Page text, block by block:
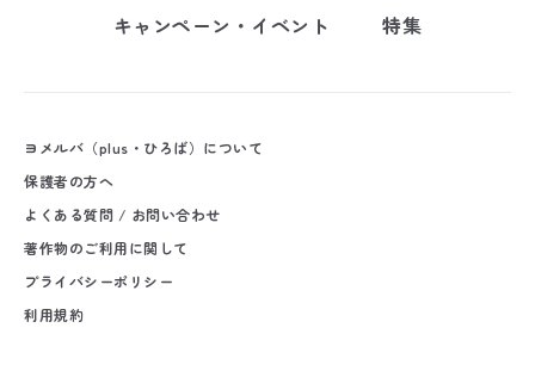
キャンペーン・イベント
特集
ヨメルバ（plus・ひろば）について
保護者の方へ
よくある質問 / お問い合わせ
著作物のご利用に関して
プライバシーポリシー
利用規約